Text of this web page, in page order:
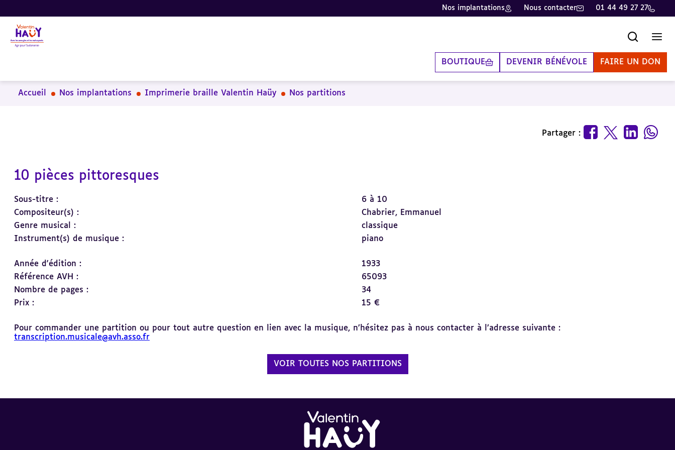
Aller
au
contenu
principal
Aller
au
pied
de
Aller
à
la
recherche
Nos implantations Nous contacter 01 44 49 27 27
BOUTIQUE DEVENIR BÉNÉVOLE FAIRE UN DON
Accueil Nos implantations Imprimerie braille Valentin Haüy Nos partitions
Partager :
10 pièces pittoresques
Sous-titre :
6 à 10
Compositeur(s) :
Chabrier, Emmanuel
Genre musical :
classique
Instrument(s) de musique :
piano
Année d'édition :
1933
Référence AVH :
65093
Nombre de pages :
34
Prix :
15 €
Pour commander une partition ou pour tout autre question en lien avec la musique, n’hésitez pas à nous contacter à l’adresse suivante :
transcription.musicale@avh.asso.fr
VOIR TOUTES NOS PARTITIONS